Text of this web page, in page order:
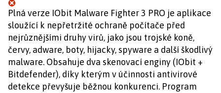
Plná verze IObit Malware Fighter 3 PRO je aplikace
sloužící k nepřetržité ochraně počítače před
nejrůznějšími druhy virů, jako jsou trojské koně,
červy, adware, boty, hijacky, spyware a další škodlivý
malware. Obsahuje dva skenovací enginy (IObit +
Bitdefender), díky kterým v účinnosti antivirové
detekce převyšuje běžnou konkurenci. Program